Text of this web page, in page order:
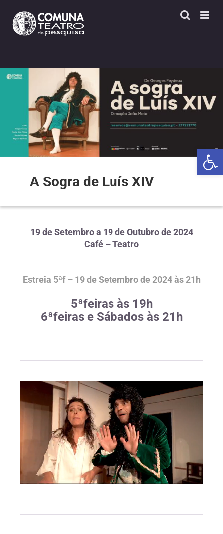
content
A Sogra de Luís XIV
19 de Setembro a 19 de Outubrode 2024
Café – Teatro
Estreia 5ªf – 19 de Setembro de 2024 às 21h
5ªfeiras às 19h
6ªfeiras e Sábados às 21h